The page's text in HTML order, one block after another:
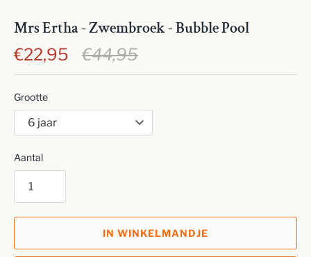
Mrs Ertha - Zwembroek - Bubble Pool
€22,95
€44,95
Grootte
Aantal
IN WINKELMANDJE